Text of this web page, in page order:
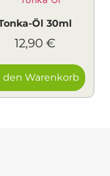
Öl 30ml
12,90 €
den Warenkorb